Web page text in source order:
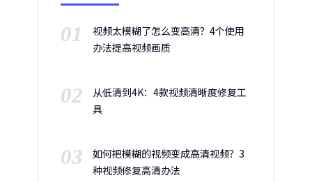
01
视频太模糊了怎么变高清？4个使用
办法提高视频画质
02
从低清到4K：4款视频清晰度修复工
具
03
如何把模糊的视频变成高清视频？3
种视频修复高清办法